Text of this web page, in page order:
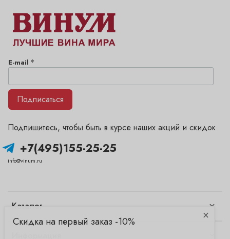
Каталог
+7(495)155-25-25
info@vinum.ru
Подпишитесь, чтобы быть в курсе наших акций и скидок
E-mail *
Подписаться
×
Скидка на первый заказ -10%